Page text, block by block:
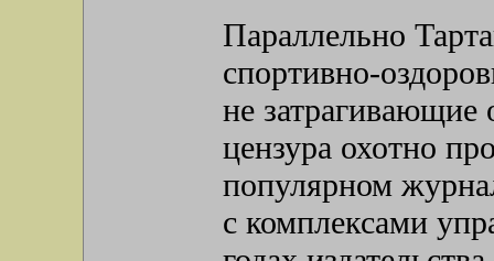
Параллельно
спортивно-
не затрагивающие
цензура охотно
популярном
с комплексами